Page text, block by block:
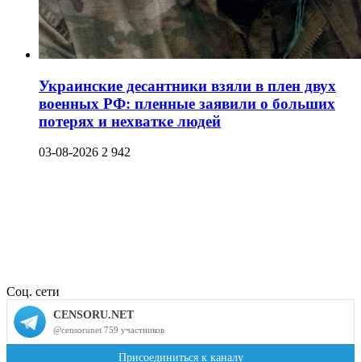
Украинские десантники взяли в плен двух
военных РФ: пленные заявили о больших
потерях и нехватке людей
03-08-2026 2 942
Соц. сети